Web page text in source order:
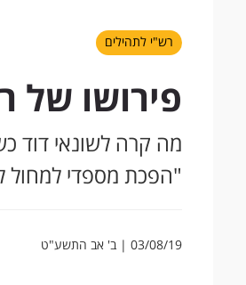
רש"י לתהילים
פירושו של
מה קרה לשונאי דוד
"הפכת מספדי למחול
03/08/19 | ב' אב התשע"ט